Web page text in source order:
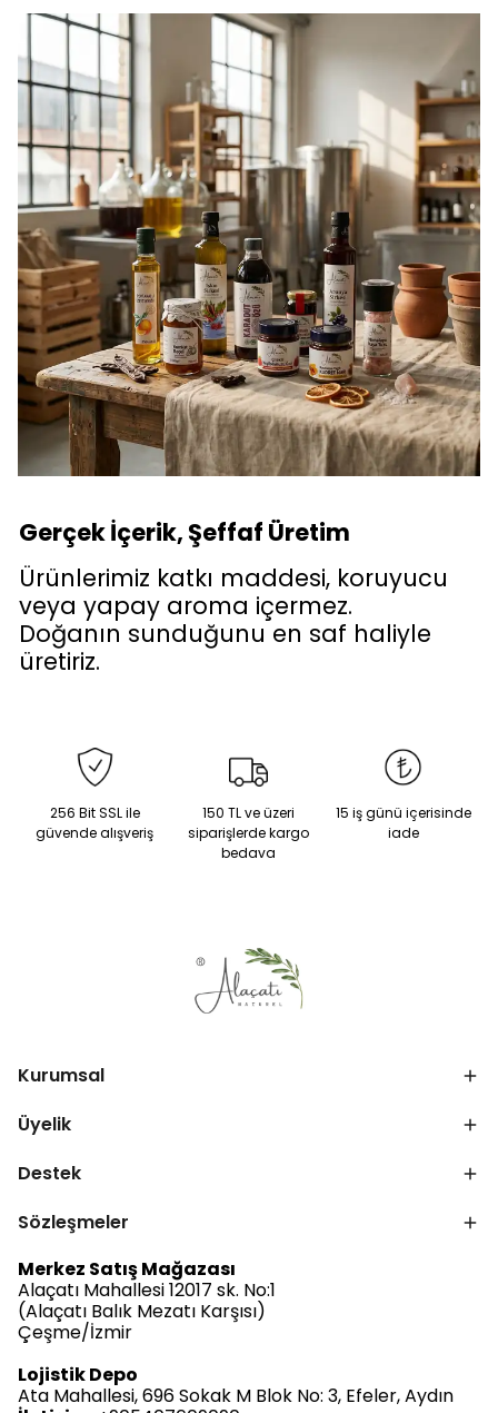
Gerçek İçerik, Şeffaf Üretim
Ürünlerimiz katkı maddesi, koruyucu
veya yapay aroma içermez.
Doğanın sunduğunu en saf haliyle
üretiriz.
256 Bit SSL ile
güvende alışveriş
150 TL ve üzeri
siparişlerde kargo
bedava
15 iş günü içerisinde
iade
Kurumsal
Üyelik
Destek
Sözleşmeler
Merkez Satış Mağazası
Alaçatı Mahallesi 12017 sk. No:1
(Alaçatı Balık Mezatı Karşısı)
Çeşme/İzmir
Lojistik Depo
Ata Mahallesi, 696 Sokak M Blok No: 3, Efeler, Aydın